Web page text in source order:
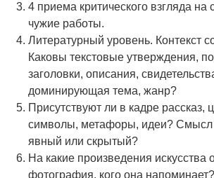
4 приема критического взгляда на
чужие работы.
Литературный уровень. Контекст
Каковы текстовые утверждения,
заголовки, описания,
доминирующая тема, жанр?
Присутствуют ли в кадре рассказ,
символы, метафоры, идеи? Смысл
явный или скрытый?
На какие произведения искусства
фотография, кого она напоминает?